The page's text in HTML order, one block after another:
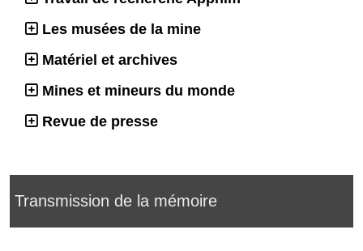
Les musées de la mine
Matériel et archives
Mines et mineurs du monde
Revue de presse
Transmission de la mémoire